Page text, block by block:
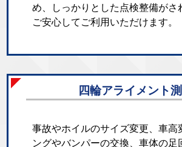
め、しっかりとした点検整備がさ
ご安心してご利用いただけます。
四輪アライメント
事故やホイルのサイズ変更、車高
ングやバンパーの交換、車体の足